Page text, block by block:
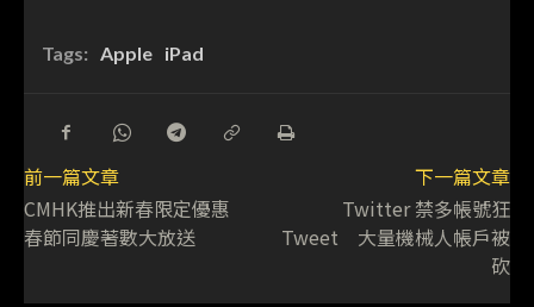
Tags: Apple iPad
前一篇文章
CMHK推出新春限定優惠
春節同慶著數大放送
下一篇文章
Twitter 禁多帳號狂
Tweet 大量機械人帳戶被
砍